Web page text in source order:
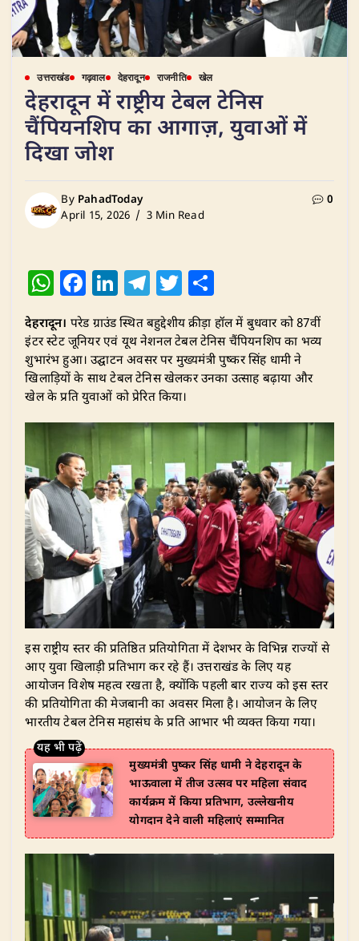
उत्तराखंड गढ़वाल देहरादून राजनीति खेल
देहरादून में राष्ट्रीय टेबल टेनिस
चैंपियनशिप का आगाज़, युवाओं में
दिखा जोश
By PahadToday
April 15, 2026
3 Min Read
0
W
at
s
A
p
p
F
c
e
b
o
o
k
Li
n
k
e
dI
n
T
el
e
g
ra
m
T
w
it
te
r
h
ar
e
देहरादून। परेड ग्राउंड स्थित बहुद्देशीय क्रीड़ा हॉल में बुधवार को 87वीं
इंटर स्टेट जूनियर एवं यूथ नेशनल टेबल टेनिस चैंपियनशिप का भव्य
शुभारंभ हुआ। उद्घाटन अवसर पर मुख्यमंत्री पुष्कर सिंह धामी ने
खिलाड़ियों के साथ टेबल टेनिस खेलकर उनका उत्साह बढ़ाया और
खेल के प्रति युवाओं को प्रेरित किया।
इस राष्ट्रीय स्तर की प्रतिष्ठित प्रतियोगिता में देशभर के विभिन्न राज्यों से
आए युवा खिलाड़ी प्रतिभाग कर रहे हैं। उत्तराखंड के लिए यह
आयोजन विशेष महत्व रखता है, क्योंकि पहली बार राज्य को इस स्तर
की प्रतियोगिता की मेजबानी का अवसर मिला है। आयोजन के लिए
भारतीय टेबल टेनिस महासंघ के प्रति आभार भी व्यक्त किया गया।
मुख्यमंत्री पुष्कर सिंह धामी ने देहरादून के
भाऊवाला में तीज उत्सव पर महिला संवाद
कार्यक्रम में किया प्रतिभाग, उल्लेखनीय
योगदान देने वाली महिलाएं सम्मानित